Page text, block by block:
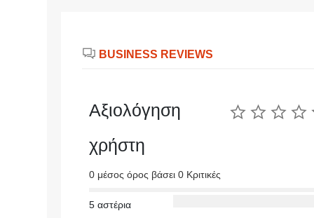
BUSINESS REVIEWS
Αξιολόγηση
χρήστη
0 μέσος όρος βάσει 0 Κριτικές
5 αστέρια